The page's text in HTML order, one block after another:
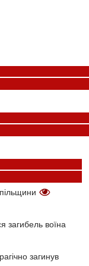
загибель воїна
загинув